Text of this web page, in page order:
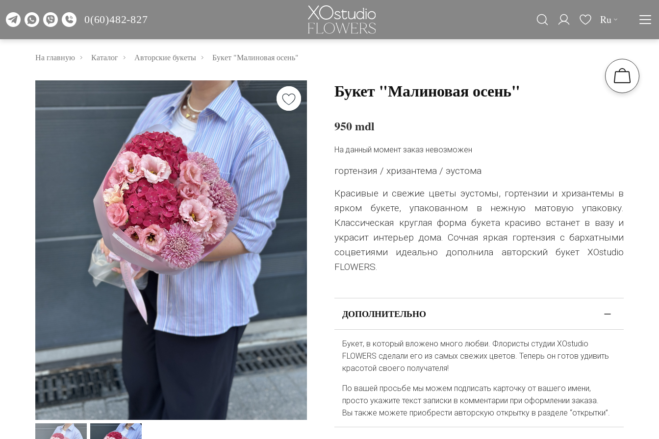
0(60)482-827 Ru
На главную Каталог Авторские букеты Букет "Малиновая осень"
Букет "Малиновая осень"
950 mdl
На данный момент заказ невозможен
гортензия / хризантема / эустома
Красивые и свежие цветы эустомы, гортензии и хризантемы в
ярком букете, упакованном в нежную матовую упаковку.
Классическая круглая форма букета красиво встанет в вазу и
украсит интерьер дома. Сочная яркая гортензия с бархатными
соцветиями идеально дополнила авторский букет XOstudio
FLOWERS.
ДОПОЛНИТЕЛЬНО
Букет, в который вложено много любви. Флористы студии XOstudio
FLOWERS сделали его из самых свежих цветов. Теперь он готов удивить
красотой своего получателя!
По вашей просьбе мы можем подписать карточку от вашего имени,
просто укажите текст записки в комментарии при оформлении заказа.
Вы также можете приобрести авторскую открытку в разделе “открытки”.